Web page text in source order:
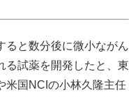
ると数分後に微小ながん
る試薬を開発したと、東
米国NCIの小林久隆主任